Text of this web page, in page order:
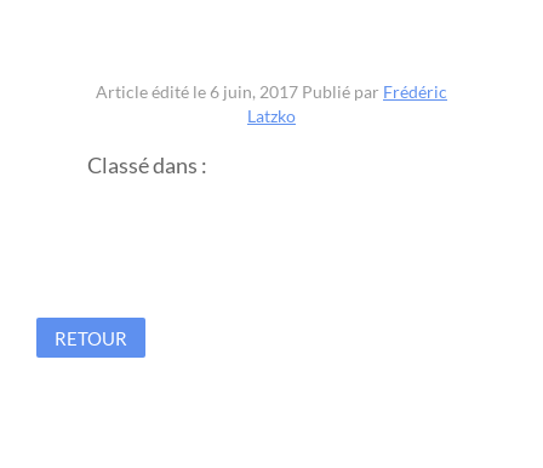
Article édité le 6 juin, 2017 Publié par Frédéric
Latzko
Classé dans :
RETOUR